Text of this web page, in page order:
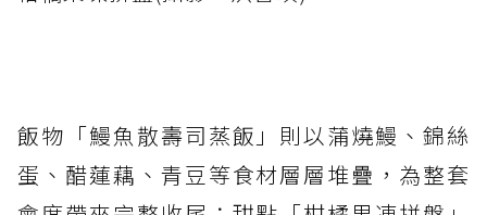
飯物「鰻魚散壽司蒸飯」則以蒲燒鰻、錦絲
蛋、醋蓮藕、青豆等食材層層堆疊，為整套